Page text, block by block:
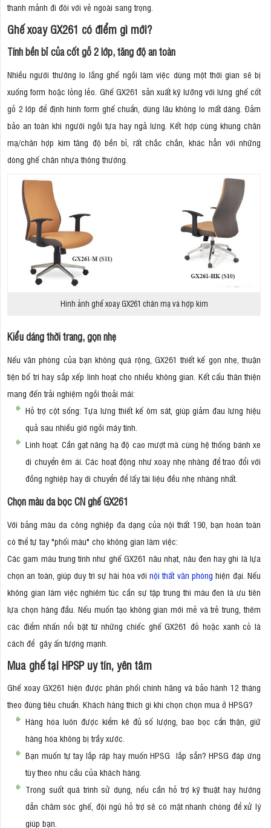
thanh mảnh đi đôi với vẻ ngoài sang trọng.
Ghế xoay GX261 có điểm gì mới?
Tính bền bỉ của cốt gỗ 2 lớp, tăng độ an toàn
Nhiều người thường lo lắng ghế ngồi làm việc dùng một thời gian sẽ bị
xuống form hoặc lỏng lẻo. Ghế GX261 sản xuất kỹ lưỡng với lưng ghế cốt
gỗ 2 lớp để định hình form ghế chuẩn, dùng lâu không lo mất dáng. Đảm
bảo an toàn khi người ngồi tựa hay ngả lưng. Kết hợp cùng khung chân
mạ/chân hợp kim tăng độ bền bỉ, rất chắc chắn, khác hẳn với những
dòng ghế chân nhựa thông thường.
Hình ảnh ghế xoay GX261 chân mạ và hợp kim
Kiểu dáng thời trang, gọn nhẹ
Nếu văn phòng của bạn không quá rộng, GX261 thiết kế gọn nhẹ, thuận
tiện bố trí hay sắp xếp linh hoạt cho nhiều không gian. Kết cấu thân thiện
mang đến trải nghiệm ngồi thoải mái:
Hỗ trợ cột sống: Tựa lưng thiết kế ôm sát, giúp giảm đau lưng hiệu
quả sau nhiều giờ ngồi máy tính.
Linh hoạt: Cần gạt nâng hạ độ cao mượt mà cùng hệ thống bánh xe
di chuyển êm ái. Các hoạt động như xoay nhẹ nhàng để trao đổi với
đồng nghiệp hay di chuyển để lấy tài liệu đều nhẹ nhàng nhất.
Chọn màu da bọc CN ghế GX261
Với bảng màu da công nghiệp đa dạng của nội thất 190, bạn hoàn toàn
có thể tự tay "phối màu" cho không gian làm việc:
Các gam màu trung tính như ghế GX261 nâu nhạt, nâu đen hay ghi là lựa
chọn an toàn, giúp duy trì sự hài hòa vớinội thất văn phòng hiện đại. Nếu
không gian làm việc nghiêm túc cần sự tập trung thì màu đen là ưu tiên
lựa chọn hàng đầu. Nếu muốn tạo không gian mới mẻ và trẻ trung, thêm
các điểm nhấn nổi bật từ những chiếc ghế GX261 đỏ hoặc xanh cỏ là
cách để gây ấn tượng mạnh.
Mua ghế tại HPSP uy tín, yên tâm
Ghế xoay GX261 hiện được phân phối chính hãng và bảo hành 12 tháng
theo đúng tiêu chuẩn. Khách hàng thích gì khi chọn chọn mua ở HPSG?
Hàng hóa luôn được kiểm kê đủ số lượng, bao bọc cẩn thận, giữ
hàng hóa không bị trầy xước.
Bạn muốn tự tay lắp ráp hay muốn HPSG lắp sẵn? HPSG đáp ứng
tùy theo nhu cầu của khách hàng.
Trong suốt quá trình sử dụng, nếu cần hỗ trợ kỹ thuật hay hướng
dẫn chăm sóc ghế, đội ngũ hỗ trợ sẽ có mặt nhanh chóng để xử lý
giúp bạn.